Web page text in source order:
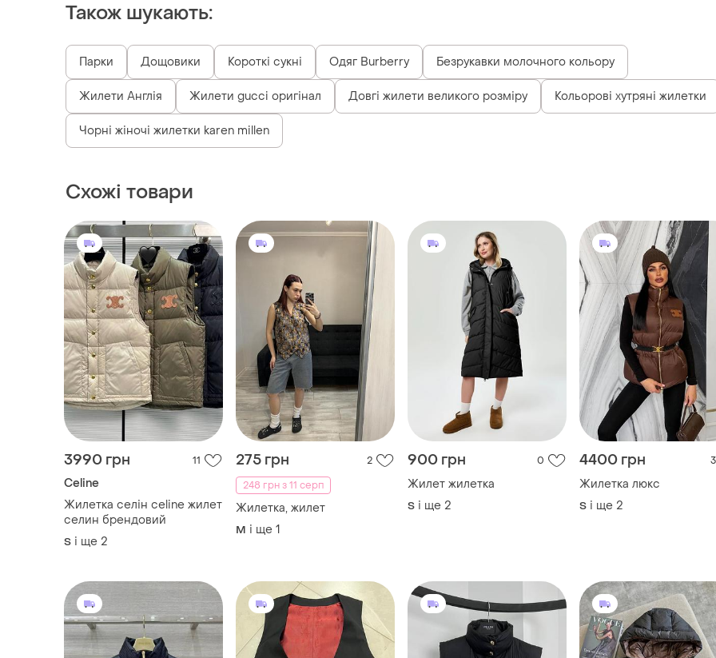
Також шукають:
Парки Дощовики Короткі сукні Одяг Burberry Безрукавки молочного кольору
Жилети Англія Жилети gucci оригінал Довгі жилети великого розміру Кольорові хутряні жилетки
Чорні жіночі жилетки karen millen
Схожі товари
3990 грн 11
Celine
Жилетка селін celine жилет
селин брендовий
S і ще 2
275 грн
2
248 грн з 11 серп
Жилетка, жилет
M і ще 1
900 грн 0
Жилет жилетка
S і ще 2
4400 грн 3
Жилетка люкс
S і ще 2